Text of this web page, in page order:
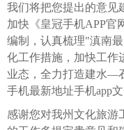
我们将把您提出的意见
加快《皇冠手机APP官
编制，认真梳理"滇南
化工作措施，加快工作
业态，全力打造建水—
手机最新地址手机app
感谢您对我州文化旅游